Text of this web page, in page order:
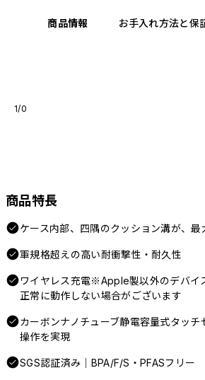
商品情報 お手入れ方法と保
1/0
商品特長
ケース内部、四隅のクッション溝が、
軍規格超えの高い耐衝撃性・耐久性
ワイヤレス充電※Apple製以外のデバイ
正常に動作しない場合がございます
カーボンナノチューブ静電容量式タッ
操作を実現
SGS認証済み｜BPA/F/S・PFASフリー